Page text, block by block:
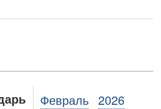
Февраль 2026